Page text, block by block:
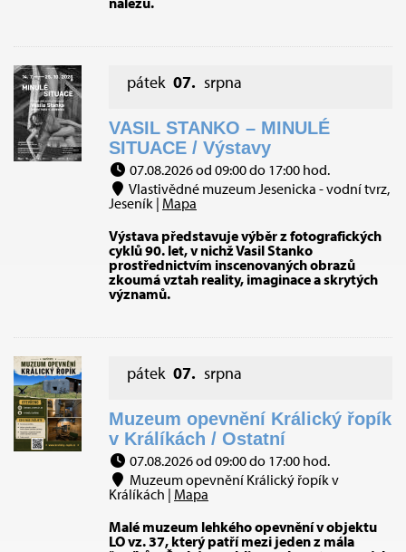
pátek 07. srpna
VASIL STANKO – MINULÉ
SITUACE / Výstavy
07.08.2026 od 09:00 do 17:00 hod.
Vlastivědné muzeum Jesenicka - vodní tvrz,
Jeseník | Mapa
Výstava představuje výběr z fotografických
cyklů 90. let, v nichž Vasil Stanko
prostřednictvím inscenovaných obrazů
zkoumá vztah reality, imaginace a skrytých
významů.
pátek 07. srpna
Muzeum opevnění Králický řopík
v Králíkách / Ostatní
07.08.2026 od 09:00 do 17:00 hod.
Muzeum opevnění Králický řopík v
Králíkách | Mapa
Malé muzeum lehkého opevnění v objektu
LO vz. 37, který patří mezi jeden z mála